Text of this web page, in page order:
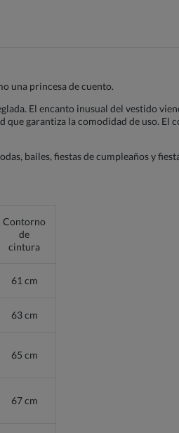
una princesa de cuento.
El encanto inusual del vestido
que garantiza la comodidad de uso.
bailes, fiestas de cumpleaños y
Contorno
de
cintura
61 cm
63 cm
65 cm
67 cm